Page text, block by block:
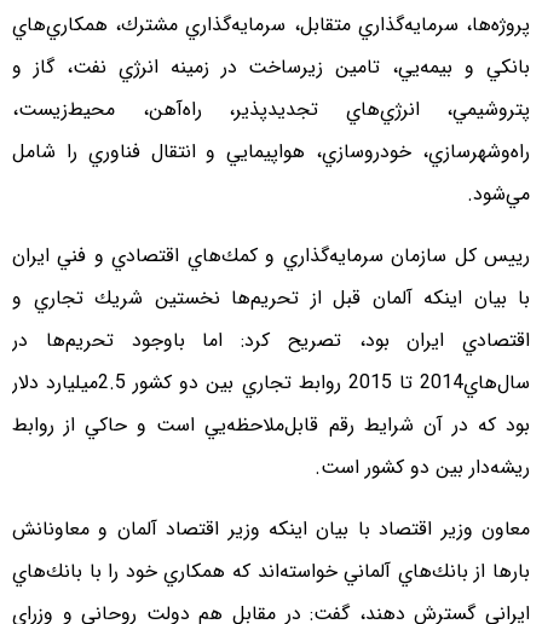
پروژه‌ها، سرمايه‌گذاري متقابل، سرمايه‌گذاري مشترك، همكاري‌هاي
بانكي و بيمه‌يي، تامين زيرساخت در زمينه انرژي نفت، گاز و
پتروشيمي، انرژي‌هاي تجديدپذير، راه‌آهن، محيط‌زيست،
راه‌وشهرسازي، خودروسازي، هواپيمايي و انتقال فناوري را شامل
مي‌شود.
رييس كل سازمان سرمايه‌گذاري و كمك‌هاي اقتصادي و فني ايران
با بيان اينكه آلمان قبل از تحريم‌ها نخستين شريك تجاري و
اقتصادي ايران بود، تصريح كرد: اما باوجود تحريم‌ها در
سال‌هاي2014 تا 2015 روابط تجاري بين دو كشور 2.5ميليارد دلار
بود كه در آن شرايط رقم قابل‌ملاحظه‌يي است و حاكي از روابط
ريشه‌دار بين دو كشور است.
معاون وزير اقتصاد با بيان اينكه وزير اقتصاد آلمان و معاونانش
بارها از بانك‌هاي آلماني خواسته‌اند كه همكاري خود را با بانك‌هاي
ايراني گسترش دهند، گفت: در مقابل هم دولت روحاني و وزراي